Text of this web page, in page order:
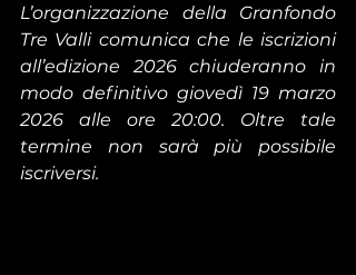
L’organizzazione della Granfondo
Tre Valli comunica che le iscrizioni
all’edizione 2026 chiuderanno in
modo definitivo giovedì 19 marzo
2026 alle ore 20:00. Oltre tale
termine non sarà più possibile
iscriversi.